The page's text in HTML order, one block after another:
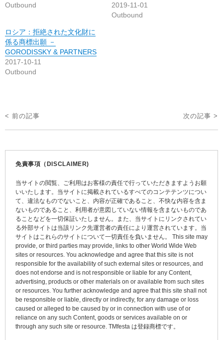
Outbound
2019-11-01
Outbound
ロシア：拒絶された文化財に
係る商標出願 －
GORODISSKY & PARTNERS
2017-10-11
Outbound
投
稿
< 前の記事 次の記事 >
免責事項（DISCLAIMER)
当サイトの閲覧、ご利用はお客様の責任で行っていただきますようお願
いいたします。当サイトに掲載されているすべてのコンテテンツについ
て、違法なものでないこと、内容が正確であること、不快な内容を含ま
ないものであること、利用者が意図していない情報を含まないものであ
ることなどを一切保証いたしません。また、当サイトにリンクされてい
る外部サイトは当該リンク先運営者の責任により運営されています。当
サイトはこれらのサイトについて一切責任を負いません。 This site may
provide, or third parties may provide, links to other World Wide Web
sites or resources. You acknowledge and agree that this site is not
responsible for the availability of such external sites or resources, and
does not endorse and is not responsible or liable for any Content,
advertising, products or other materials on or available from such sites
or resources. You further acknowledge and agree that this site shall not
be responsible or liable, directly or indirectly, for any damage or loss
caused or alleged to be caused by or in connection with use of or
reliance on any such Content, goods or services available on or
through any such site or resource. TMfesta は登録商標です。